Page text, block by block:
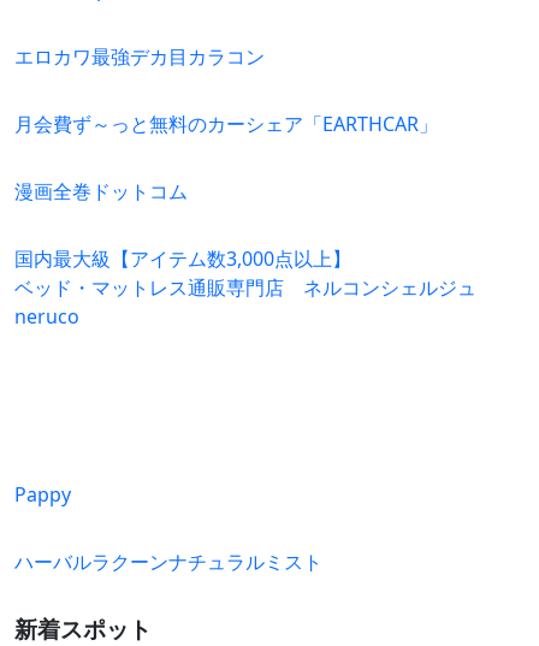
エロカワ最強デカ目カラコン
月会費ず～っと無料のカーシェア「EARTHCAR」
漫画全巻ドットコム
国内最大級【アイテム数3,000点以上】
ベッド・マットレス通販専門店 ネルコンシェルジュ
neruco
Pappy
ハーバルラクーンナチュラルミスト
新着スポット